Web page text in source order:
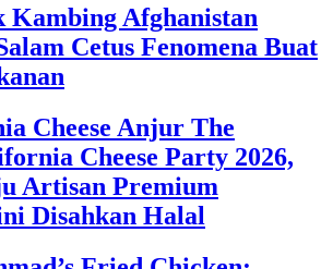
Kambing Afghanistan
Cetus Fenomena Buat
Cheese Anjur The
Cheese Party 2026,
Artisan Premium
Disahkan Halal